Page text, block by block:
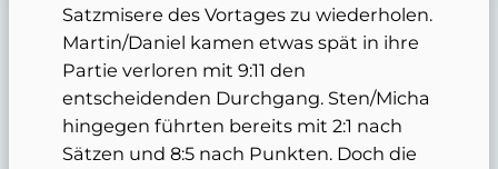
Satzmisere des Vortages zu wiederholen.
Martin/Daniel kamen etwas spät in ihre
Partie verloren mit 9:11 den
entscheidenden Durchgang. Sten/Micha
hingegen führten bereits mit 2:1 nach
Sätzen und 8:5 nach Punkten. Doch die